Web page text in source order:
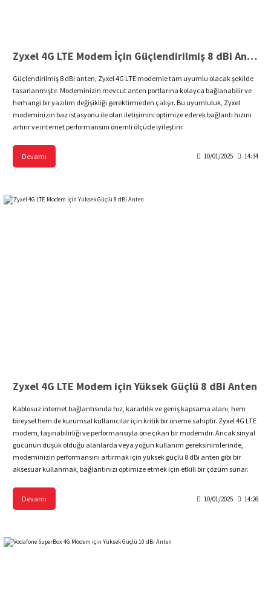
Zyxel 4G LTE Modem İçin Güçlendirilmiş 8 dBi Anten
Güçlendirilmiş 8 dBi anten, Zyxel 4G LTE modemle tam uyumlu olacak şekilde
tasarlanmıştır. Modeminizin mevcut anten portlarına kolayca bağlanabilir ve
herhangi bir yazılım değişikliği gerektirmeden çalışır. Bu uyumluluk, Zyxel
modeminizin baz istasyonu ile olan iletişimini optimize ederek bağlantı hızını
artırır ve internet performansını önemli ölçüde iyileştirir.
Devamı 10/01/2025 14:34
Zyxel 4G LTE Modem için Yüksek Güçlü 8 dBi Anten
Kablosuz internet bağlantısında hız, kararlılık ve geniş kapsama alanı, hem
bireysel hem de kurumsal kullanıcılar için kritik bir öneme sahiptir. Zyxel 4G LTE
modem, taşınabilirliği ve performansıyla öne çıkan bir modemdir. Ancak sinyal
gücünün düşük olduğu alanlarda veya yoğun kullanım gereksinimlerinde,
modeminizin performansını artırmak için yüksek güçlü 8 dBi anten gibi bir
aksesuar kullanmak, bağlantınızı optimize etmek için etkili bir çözüm sunar.
Devamı 10/01/2025 14:26